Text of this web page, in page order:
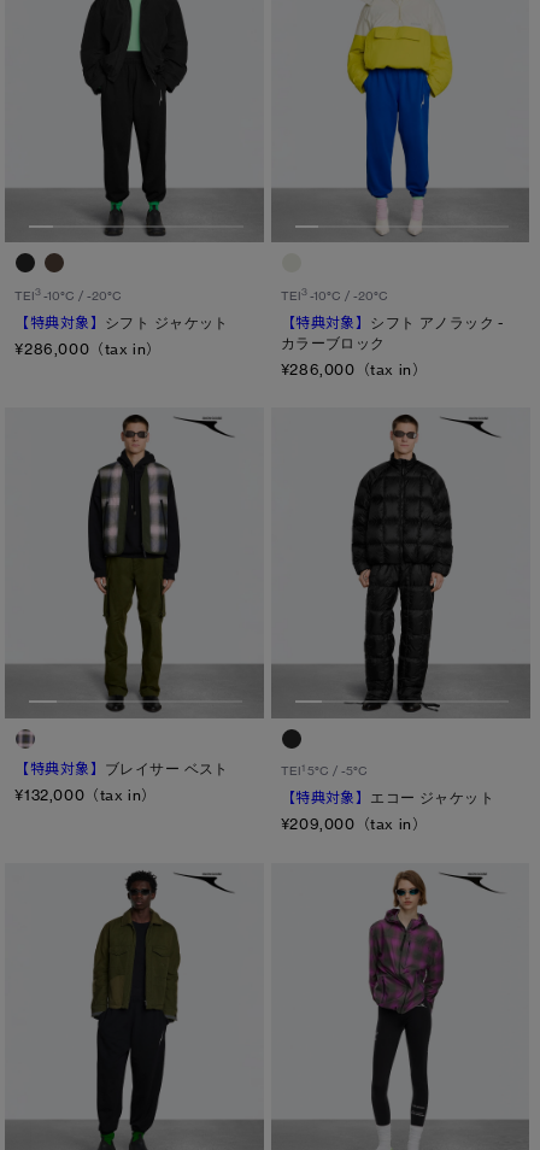
TEI3 -10°C / -20°C
【特典対象】 シフト ジャケット
¥286,000（tax in）
TEI3-10°C / -20°C
【特典対象】 シフト アノラック -
カラーブロック
¥286,000（tax in）
【特典対象】 ブレイサー ベスト
¥132,000（tax in）
TEI15°C / -5°C
【特典対象】 エコー ジャケット
¥209,000（tax in）